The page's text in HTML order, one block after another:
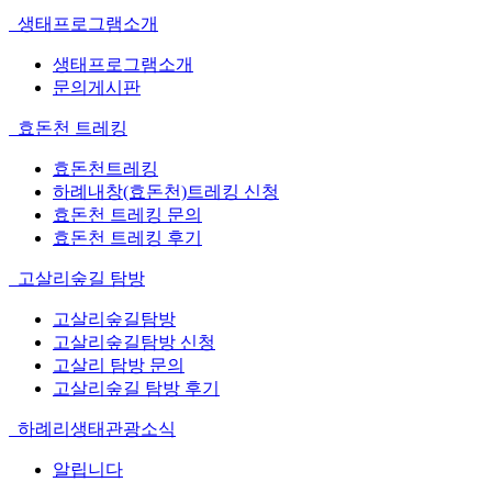
생태프로그램소개
생태프로그램소개
문의게시판
효돈천 트레킹
효돈천트레킹
하례내창(효돈천)트레킹 신청
효돈천 트레킹 문의
효돈천 트레킹 후기
고살리숲길 탐방
고살리숲길탐방
고살리숲길탐방 신청
고살리 탐방 문의
고살리숲길 탐방 후기
하례리생태관광소식
알립니다